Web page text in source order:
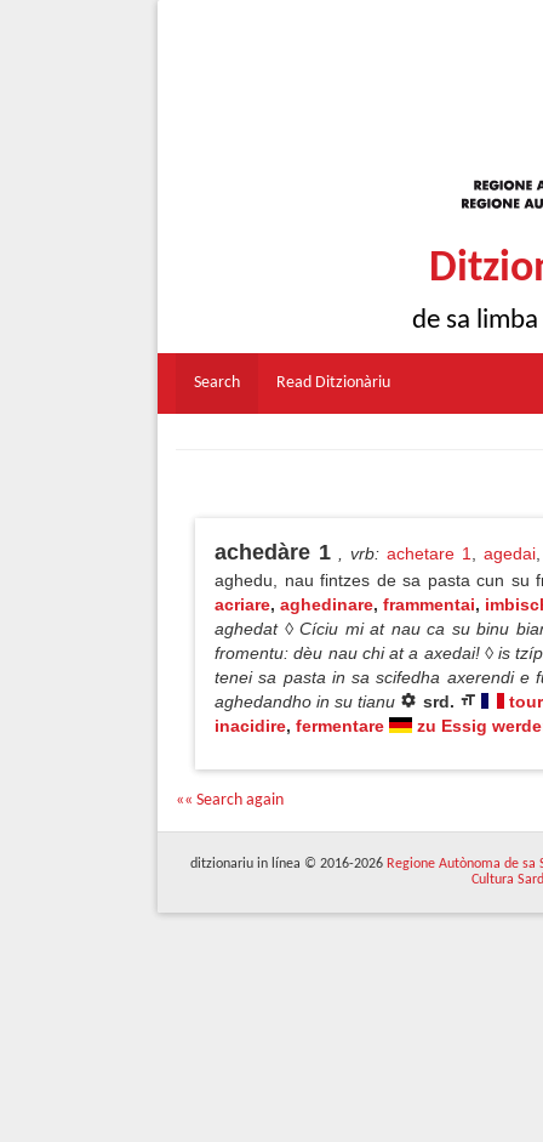
de sa
Search Read Ditzionàriu
achedàre 1 , vrb: achetare 1 ,agedai
aghedu, nau fintzes de sa pasta cun su
acriare, aghedinare, frammentai,
aghedat ◊ Cíciu mi at nau ca su binu
fromentu: dèu nau chi at a axedai! ◊ is
tenei sa pasta in sa scifedha axerendi e
aghedandho in su tianu
srd.
inacidire, fermentare zu Essig
«« Search again
ditzionariu in línea © 2016-2026 Regione Autònoma de sa
Cultura